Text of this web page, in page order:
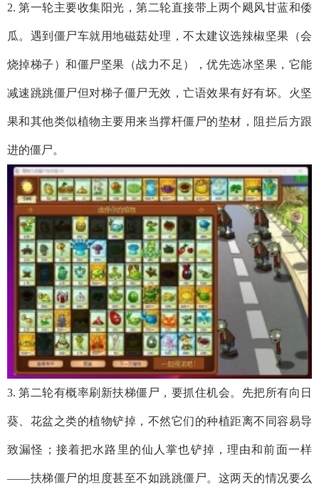
2. 第一轮主要收集阳光，第二轮直接带上两个飓风甘蓝和倭
瓜。遇到僵尸车就用地磁菇处理，不太建议选辣椒坚果（会
烧掉梯子）和僵尸坚果（战力不足），优先选冰坚果，它能
减速跳跳僵尸但对梯子僵尸无效，亡语效果有好有坏。火坚
果和其他类似植物主要用来当撑杆僵尸的垫材，阻拦后方跟
进的僵尸。
3. 第二轮有概率刷新扶梯僵尸，要抓住机会。先把所有向日
葵、花盆之类的植物铲掉，不然它们的种植距离不同容易导
致漏怪；接着把水路里的仙人掌也铲掉，理由和前面一样
——扶梯僵尸的坦度甚至不如跳跳僵尸。这两天的情况要么